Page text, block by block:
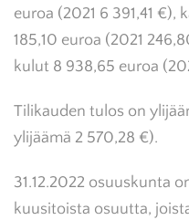
euroa (2021 6 391,41
185,10 euroa (2021
kulut 8 938,65 euroa
Tilikauden tulos on
ylijäämä 2 570,28 €).
31.12.2022 osuuskunta
kuusitoista osuutta,